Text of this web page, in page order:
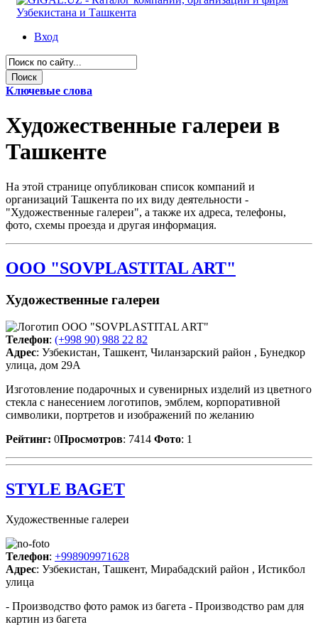
Вход
Ключевые слова
Художественные галереи в
Ташкенте
На этой странице опубликован список компаний и
организаций Ташкента по их виду деятельности -
"Художественные галереи", а также их адреса, телефоны,
фото, схемы проезда и другая информация.
ООО "SOVPLASTITAL ART"
Художественные галереи
Телефон: (+998 90) 988 22 82
Адрес: Узбекистан, Ташкент, Чиланзарский район , Бунедкор
улица, дом 29A
Изготовление подарочных и сувенирных изделий из цветного
стекла с нанесением логотипов, эмблем, корпоративной
символики, портретов и изображений по желанию
Рейтинг: 0Просмотров: 7414 Фото: 1
STYLE BAGET
Художественные галереи
Телефон: +998909971628
Адрес: Узбекистан, Ташкент, Мирабадский район , Истикбол
улица
- Производство фото рамок из багета - Производство рам для
картин из багета